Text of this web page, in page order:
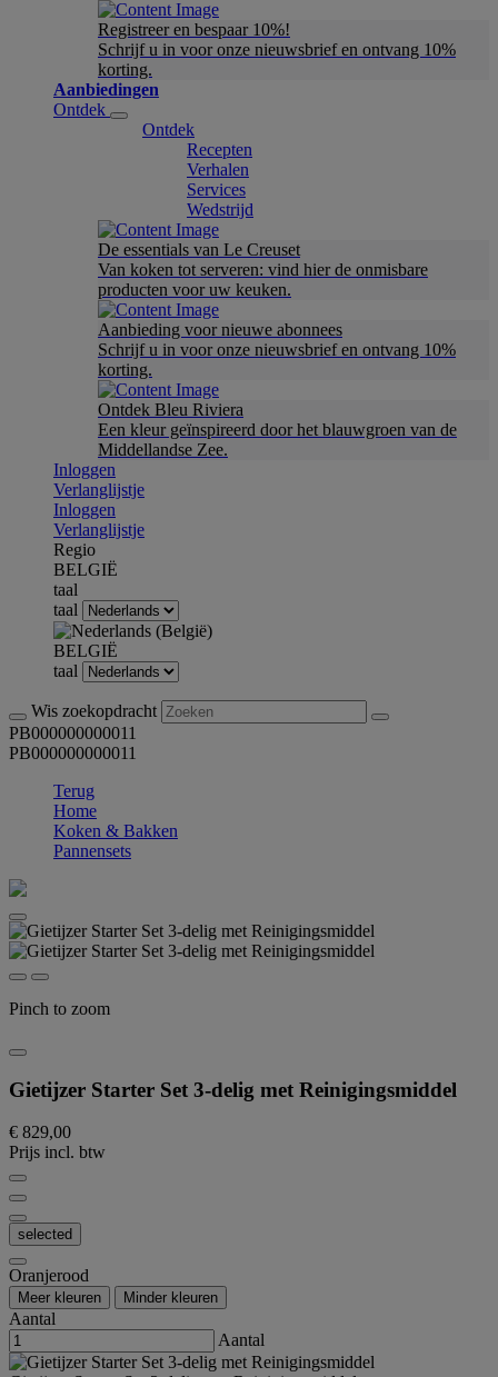
Registreer en bespaar 10%!
Schrijf u in voor onze nieuwsbrief en ontvang 10%
korting.
Aanbiedingen
Ontdek
Ontdek
Recepten
Verhalen
Services
Wedstrijd
De essentials van Le Creuset
Van koken tot serveren: vind hier de onmisbare
producten voor uw keuken.
Aanbieding voor nieuwe abonnees
Schrijf u in voor onze nieuwsbrief en ontvang 10%
korting.
Ontdek Bleu Riviera
Een kleur geïnspireerd door het blauwgroen van de
Middellandse Zee.
Inloggen
Verlanglijstje
Inloggen
Verlanglijstje
Regio
BELGIË
taal
taal
BELGIË
taal
Wis zoekopdracht
PB000000000011
PB000000000011
Terug
Home
Koken & Bakken
Pannensets
Pinch to zoom
Gietijzer Starter Set 3-delig met Reinigingsmiddel
€ 829,00
Prijs incl. btw
selected
Oranjerood
Meer kleuren Minder kleuren
Aantal
Aantal